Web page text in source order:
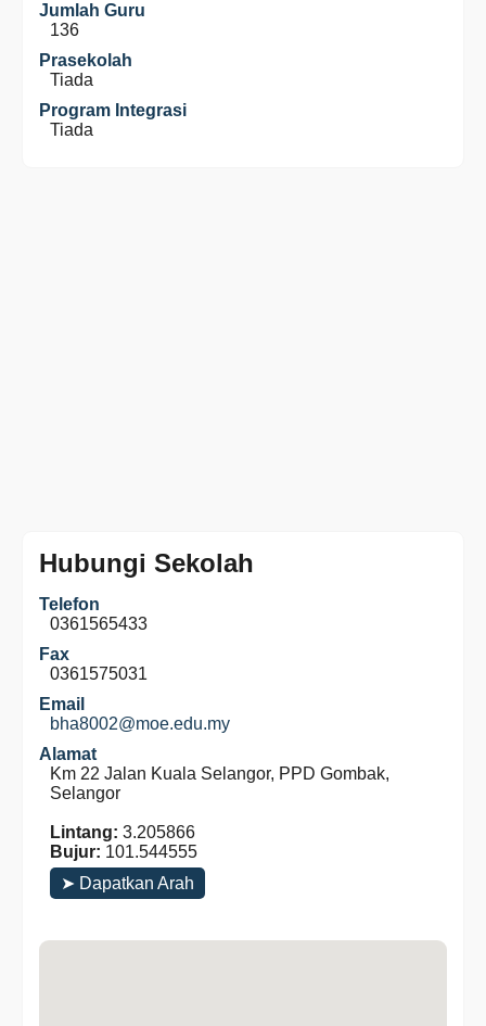
Jumlah Guru
136
Prasekolah
Tiada
Program Integrasi
Tiada
Hubungi Sekolah
Telefon
0361565433
Fax
0361575031
Email
bha8002@moe.edu.my
Alamat
Km 22 Jalan Kuala Selangor, PPD Gombak,
Selangor
Lintang: 3.205866
Bujur: 101.544555
➤ Dapatkan Arah